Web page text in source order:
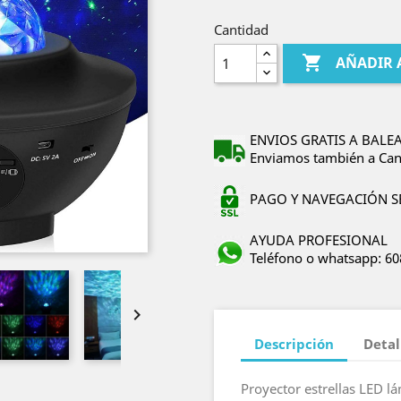

Cantidad
 AÑADIR
ENVIOS GRATIS A
Enviamos también a
PAGO Y NAVEGACIÓN
AYUDA PROFESIONAL
Teléfono o whatsapp:
Descripción
Proyector estrellas LED